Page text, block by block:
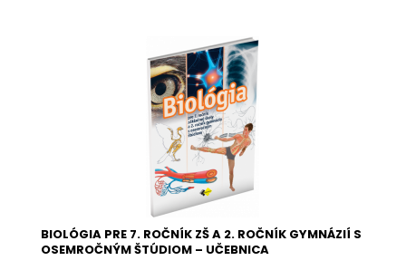
BIOLÓGIA PRE 7. ROČNÍK ZŠ A 2. ROČNÍK GYMNÁZIÍ S
OSEMROČNÝM ŠTÚDIOM – UČEBNICA